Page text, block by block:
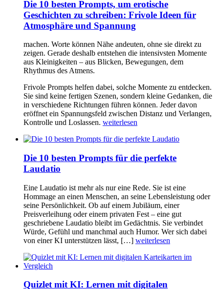
Die 10 besten Prompts, um erotische
Geschichten zu schreiben: Frivole Ideen für
Atmosphäre und Spannung
machen. Worte können Nähe andeuten, ohne sie direkt zu
zeigen. Gerade deshalb entstehen die intensivsten Momente
aus Kleinigkeiten – aus Blicken, Bewegungen, dem
Rhythmus des Atmens.
Frivole Prompts helfen dabei, solche Momente zu entdecken.
Sie sind keine fertigen Szenen, sondern kleine Gedanken, die
in verschiedene Richtungen führen können. Jeder davon
eröffnet ein Spannungsfeld zwischen Distanz und Verlangen,
Kontrolle und Loslassen. weiterlesen
Die 10 besten Prompts für die perfekte
Laudatio
Eine Laudatio ist mehr als nur eine Rede. Sie ist eine
Hommage an einen Menschen, an seine Lebensleistung oder
seine Persönlichkeit. Ob auf einem Jubiläum, einer
Preisverleihung oder einem privaten Fest – eine gut
geschriebene Laudatio bleibt im Gedächtnis. Sie verbindet
Würde, Gefühl und manchmal auch Humor. Wer sich dabei
von einer KI unterstützen lässt, […] weiterlesen
Quizlet mit KI: Lernen mit digitalen